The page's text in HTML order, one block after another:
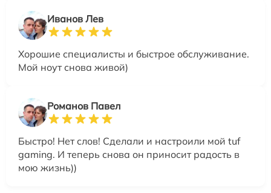
Иванов Лев
Хорошие специалисты и быстрое обслуживание.
Мой ноут снова живой)
Романов Павел
Быстро! Нет слов! Сделали и настроили мой tuf
gaming. И теперь снова он приносит радость в
мою жизнь))